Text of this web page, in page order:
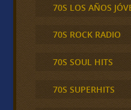
70S LOS AÑOS
70S ROCK RADIO
70S SOUL HITS
70S SUPERHITS